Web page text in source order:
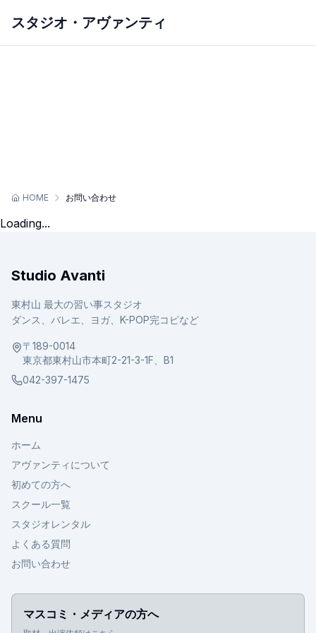
スタジオ・アヴァンティ
ホーム
アヴァンティについて
HOME お問い合わせ
Loading...
Studio Avanti
東村山 最大の習い事スタジオ
ダンス、バレエ、ヨガ、K-POP完コピなど
〒189-0014
東京都東村山市本町2-21-3-1F、B1
042-397-1475
Menu
ホーム
アヴァンティについて
初めての方へ
スクール一覧
スタジオレンタル
よくある質問
お問い合わせ
マスコミ・メディアの方へ